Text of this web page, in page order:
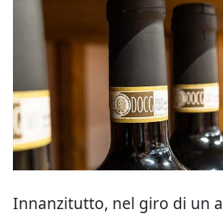
Innanzitutto, nel giro di un